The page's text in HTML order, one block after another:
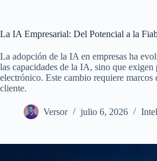
La IA Empresarial: Del Potencial a la
La adopción de la IA en empresas ha
las capacidades de la IA, sino que
electrónico. Este cambio requiere
cliente.
Versor julio 6, 2026